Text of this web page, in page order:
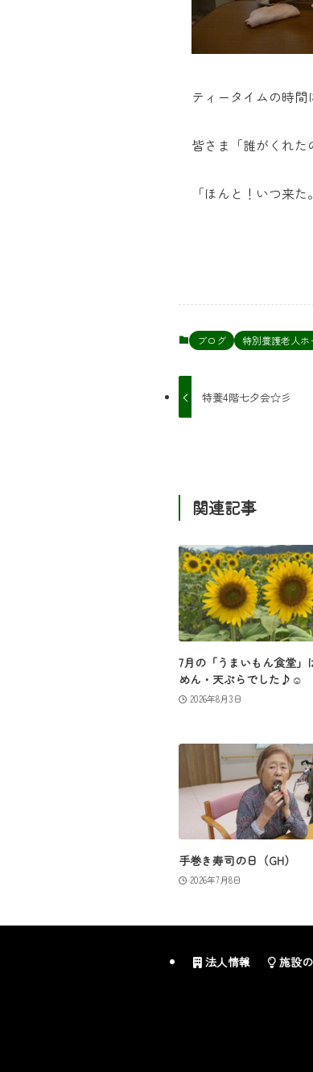
ティータイムの時
皆さま「誰がくれ
「ほんと！いつ来
ブログ 特別養護老人ホ
特養4階七夕会☆彡
関連記事
7月の「うまいもん食堂」
めん・天ぷらでした♪☺
2026年8月3日
手巻き寿司の日（GH）
2026年7月8日
法人情報 施設